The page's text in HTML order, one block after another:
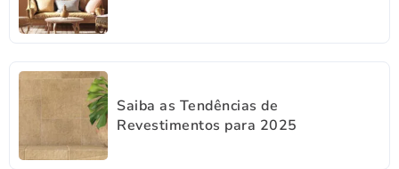
Saiba as Tendências de
Revestimentos para 2025